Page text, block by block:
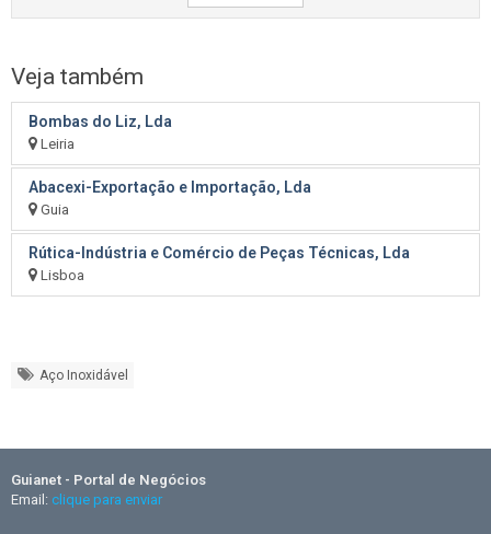
Veja também
Bombas do Liz, Lda
Leiria
Abacexi-Exportação e Importação, Lda
Guia
Rútica-Indústria e Comércio de Peças Técnicas, Lda
Lisboa
Aço Inoxidável
Guianet - Portal de Negócios
Email: clique para enviar